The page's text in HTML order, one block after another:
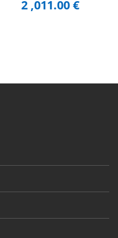
2 ,011.00€